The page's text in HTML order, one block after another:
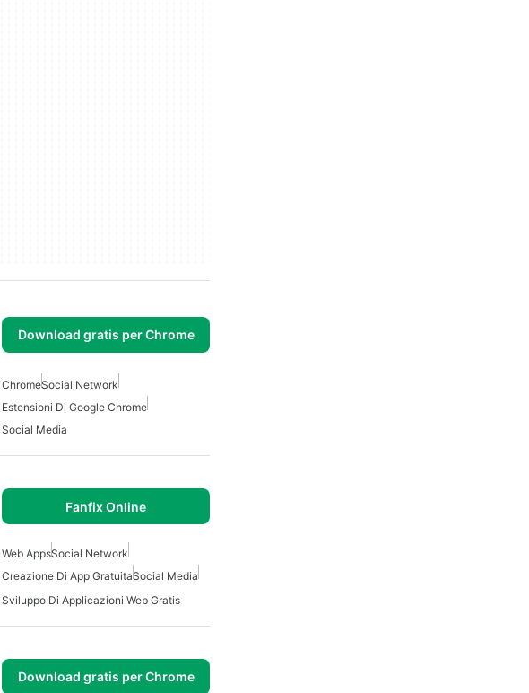
Download gratis per Chrome
ChromeSocial Network
Estensioni Di Google Chrome
Social Media
Fanfix Online
Web AppsSocial Network
Creazione Di App GratuitaSocial Media
Sviluppo Di Applicazioni Web Gratis
Download gratis per Chrome